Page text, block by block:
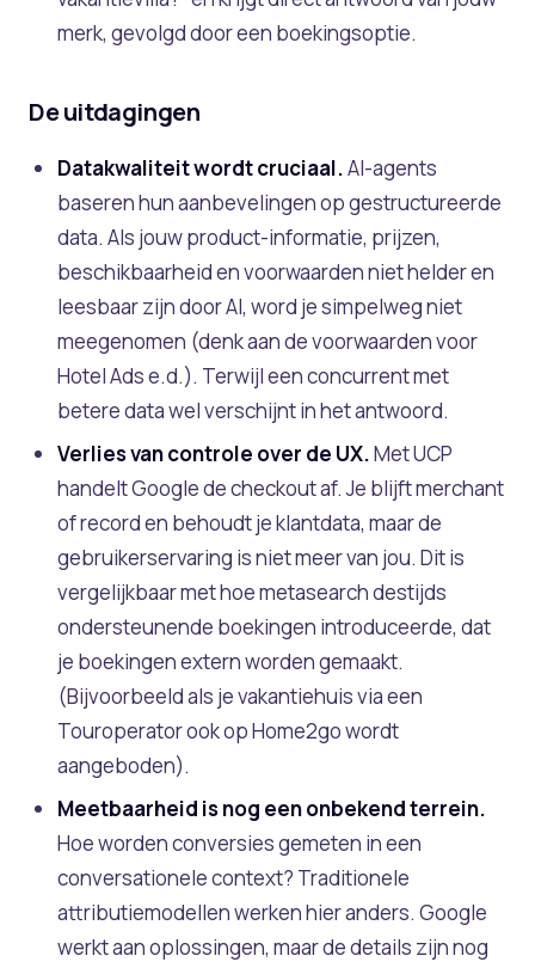
merk, gevolgd door een boekingsoptie.
De uitdagingen
Datakwaliteit wordt cruciaal.AI-agents
baseren hun aanbevelingen op gestructureerde
data. Als jouw product-informatie, prijzen,
beschikbaarheid en voorwaarden niet helder en
leesbaar zijn door AI, word je simpelweg niet
meegenomen (denk aan de voorwaarden voor
Hotel Ads e.d.). Terwijl een concurrent met
betere data wel verschijnt in het antwoord.
Verlies van controle over de UX.Met UCP
handelt Google de checkout af. Je blijft merchant
of record en behoudt je klantdata, maar de
gebruikerservaring is niet meer van jou. Dit is
vergelijkbaar met hoe metasearch destijds
ondersteunende boekingen introduceerde, dat
je boekingen extern worden gemaakt.
(Bijvoorbeeld als je vakantiehuis via een
Touroperator ook op Home2go wordt
aangeboden).
Meetbaarheid is nog een onbekend terrein.
Hoe worden conversies gemeten in een
conversationele context? Traditionele
attributiemodellen werken hier anders. Google
werkt aan oplossingen, maar de details zijn nog